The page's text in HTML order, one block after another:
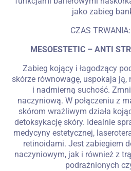
jako zabieg
CZAS
MESOESTETIC – ANTI
Zabieg kojący i łagodzący
skórze równowagę, uspokaja ją,
i nadmierną suchość.
naczyniową. W połączeniu z
skórom wrażliwym działa
detoksykację skóry. Idealnie
medycyny estetycznej,
retinoidami. Jest zabiegiem
naczyniowym, jak i również z
podrażnionych